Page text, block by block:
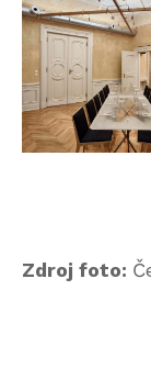
Zdroj foto: